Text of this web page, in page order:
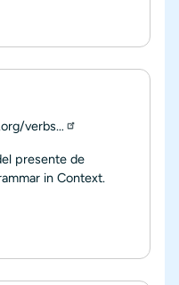
verbs…
presente de
in Context.